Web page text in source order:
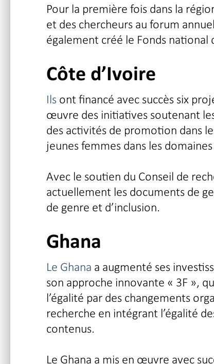
Pour la première fois dans la
et des chercheurs au forum
également créé le Fonds national
Côte d’Ivoire
Ils ont financé avec succès six
œuvre des initiatives soutenant
des activités de promotion dans
jeunes femmes dans les domaines
Avec le soutien du Conseil de
actuellement les documents de
de genre et d’inclusion.
Ghana
Le Ghana a augmenté ses
son approche innovante « 3F »,
l’égalité par des changements
recherche en intégrant l’égalité
contenus.
Le Ghana a mis en œuvre avec